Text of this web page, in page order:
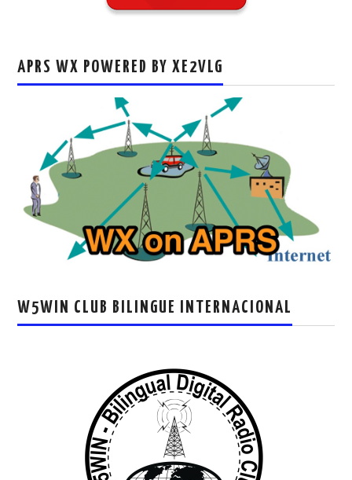
APRS WX POWERED BY XE2VLG
W5WIN CLUB BILINGUE INTERNACIONAL